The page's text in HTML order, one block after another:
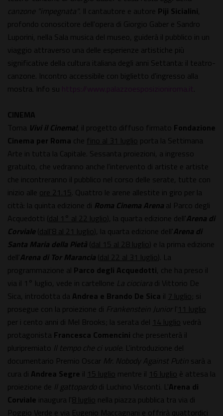
canzone "impegnata" . Il cantautore e autore Piji Sicialini,
profondo conoscitore dell'opera di Giorgio Gaber e Sandro
Luporini, nella Sala musica del museo, guiderà il pubblico in un
viaggio attraverso una delle esperienze artistiche più
significative della cultura italiana degli anni Settanta: il teatro-
canzone. Incontro accessibile con biglietto d'ingresso alla
mostra. Info su https://www.palazzoesposizioniroma.it.
CINEMA
Torna Vivi il Cinema!, il progetto diffuso firmato Fondazione
Cinema per Roma che fino al 31 luglio porta la Settimana
Arte in tutta la Capitale. Sessanta proiezioni, a ingresso
gratuito, che vedranno anche l'intervento di artiste e artiste
che incontreranno il pubblico nel corso delle serate, tutte con
inizio alle ore 21.15. Quattro le arene allestite in giro per la
città: la quinta edizione di Roma Cinema Arena al Parco degli
Acquedotti (dal 1° al 22 luglio), la quarta edizione dell'Arena di
Corviale (dall'8 al 21 luglio), la quarta edizione dell'Arena di
Santa Maria della Pietà (dal 15 al 28 luglio) e la prima edizione
dell'Arena di Tor Marancia (dal 22 al 31 luglio). La
programmazione al Parco degli Acquedotti, che ha preso il
via il 1° luglio, vede in cartellone La ciociara di Vittorio De
Sica, introdotta da Andrea e Brando De Sica il 7 luglio; si
prosegue con la proiezione di Frankenstein Juniorl'11 luglio
per i cento anni di Mel Brooks; la serata del 14 luglio vedrà
protagonista Francesca Comencini che presenterà il
pluripremiato Il tempo che ci vuole. L'introduzione del
documentario Premio Oscar Mr. Nobody Against Putin sarà a
cura di Andrea Segre il 15 luglio mentre il 16 luglio è attesa la
proiezione de Il gattopardo di Luchino Visconti. L'Arena di
Corviale inaugura l'8 luglio nella piazza pubblica tra via di
Poggio Verde e via Eugenio Maccagnani e offrirà quattordici